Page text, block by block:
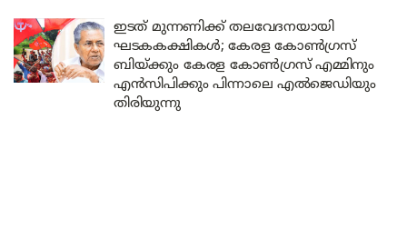
ഇടത് മുന്നണിക്ക് തലവേദനയായി
ഘടകകക്ഷികൾ; കേരള കോൺഗ്രസ്
ബിയ്ക്കും കേരള കോൺഗ്രസ് എമ്മിനും
എൻസിപിക്കും പിന്നാലെ എൽജെഡിയും
തിരിയുന്നു